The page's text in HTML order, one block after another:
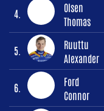
4.
Olsen
Thomas
5.
Ruuttu
Alexander
6.
Ford
Connor